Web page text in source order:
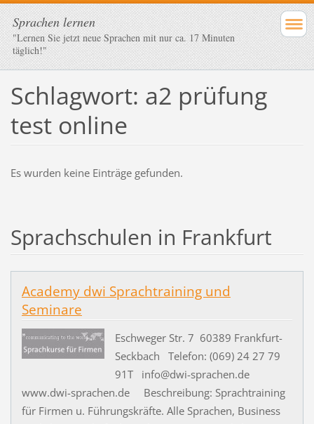
Sprachen lernen
"Lernen Sie jetzt neue Sprachen mit nur ca. 17 Minuten
täglich!"
Schlagwort: a2 prüfung
test online
Es wurden keine Einträge gefunden.
Sprachschulen in Frankfurt
Academy dwi Sprachtraining und
Seminare
Eschweger Str. 7 60389 Frankfurt-
Seckbach Telefon: (069) 24 27 79
91T info@dwi-sprachen.de
www.dwi-sprachen.de Beschreibung: Sprachtraining
für Firmen u. Führungskräfte. Alle Sprachen, Business